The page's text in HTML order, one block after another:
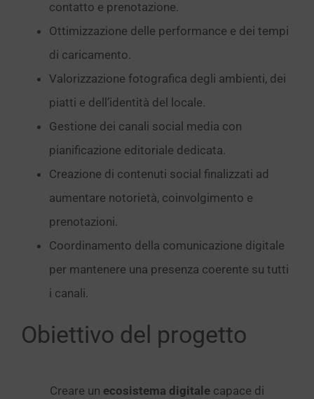
contatto e prenotazione.
Ottimizzazione delle performance e dei tempi
di caricamento.
Valorizzazione fotografica degli ambienti, dei
piatti e dell’identità del locale.
Gestione dei canali social media con
pianificazione editoriale dedicata.
Creazione di contenuti social finalizzati ad
aumentare notorietà, coinvolgimento e
prenotazioni.
Coordinamento della comunicazione digitale
per mantenere una presenza coerente su tutti
i canali.
Obiettivo del progetto
Creare un ecosistema digitalecapace di